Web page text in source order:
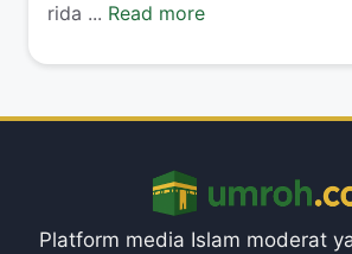
rida ... Read more
Platform media Islam moderat